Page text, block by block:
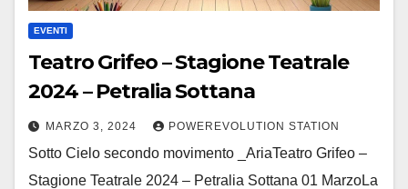
EVENTI
Teatro Grifeo – Stagione Teatrale
2024 – Petralia Sottana
MARZO 3, 2024 POWEREVOLUTION STATION
Sotto Cielo secondo movimento _AriaTeatro Grifeo –
Stagione Teatrale 2024 – Petralia Sottana 01 MarzoLa